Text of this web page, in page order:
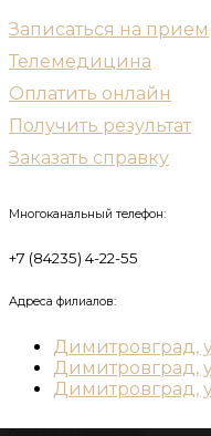
Записаться на прием
Телемедицина
Оплатить онлайн
Получить результат
Заказать справку
Многоканальный телефон:
+7 (84235) 4-22-55
Адреса филиалов:
Димитровград,
Димитровград,
Димитровград,